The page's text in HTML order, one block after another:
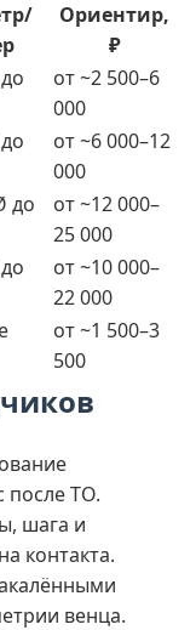
Ориентир,
₽
от ~2 500–6
000
от ~6 000–12
000
до
от ~12 000–
25 000
от ~10 000–
22 000
от ~1 500–3
500
после ТО.
шага и
контакта.
венца.